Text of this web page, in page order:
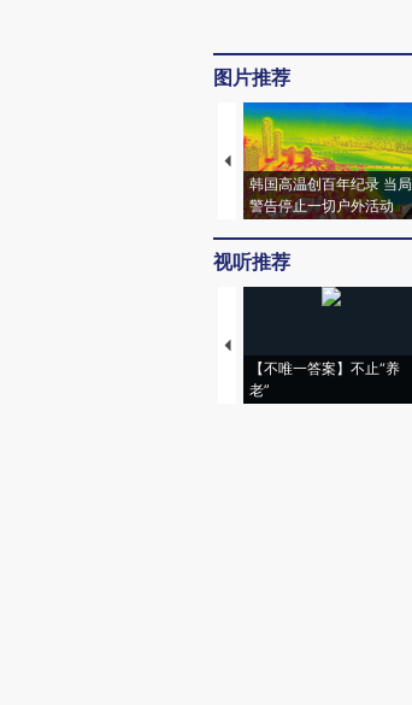
图片推荐
韩国高温创百年纪录 当局
警告停止一切户外活动
视听推荐
【不唯一答案】不止“养
老”